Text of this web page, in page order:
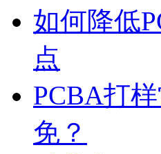
如何降低
点
PCBA打
免？